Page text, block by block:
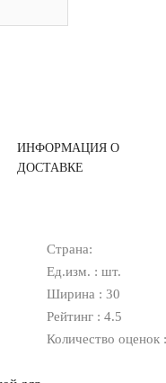
ИНФОРМАЦИЯ О
ДОСТАВКЕ
Страна:
Ед.изм. : шт.
Ширина : 30
Рейтинг : 4.5
Количество оценок